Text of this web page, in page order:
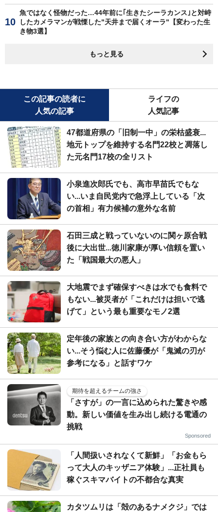
魚ではなく怪物だった…44年前に｢生きたシーラカンス｣と対峙
したカメラマンが戦慄した"天井まで届くオーラ"【変わった生
き物3選】
もっと見る
この記事の読者に
人気の記事
ライフの
人気記事
47都道府県の「旧制一中」の栄枯盛衰...
地元トップを維持する名門22校と凋落し
た元名門17校の全リスト
小泉進次郎氏でも、高市早苗氏でもな
い...いま自民党内で急浮上している「次
の首相」有力候補の意外な名前
石田三成と戦っていないのに関ヶ原合戦
後に大出世...徳川家康が厚い信頼を置い
た「戦国最大の悪人」
大地震でまず確保すべきは水でも食料で
もない...被災者が「これだけは担いで逃
げて」という最も重要なモノ2選
定年後の家族との向き合い方がわからな
い...そう悩む人に佐藤優が「鬼滅の刃が
参考になる」と話すワケ
期待を超えるチームの強さ
「さすが」の一言に込められた驚きや感
動。新しい価値を生み出し続ける電通の
挑戦
Sponsored
「人間扱いされなくて新鮮」「お金もら
って大人のキッザニア体験」...正社員も
稼ぐスキマバイトの不都合な真実
カタツムリは「殻のあるナメクジ」では